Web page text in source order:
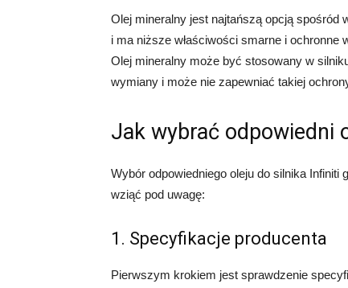
Olej mineralny jest najtańszą opcją
i ma niższe właściwości smarne i ochronne
Olej mineralny może być stosowany w
wymiany i może nie zapewniać takiej
Jak wybrać odpowiedni
Wybór odpowiedniego oleju do silnika
wziąć pod uwagę:
1. Specyfikacje producenta
Pierwszym krokiem jest sprawdzenie